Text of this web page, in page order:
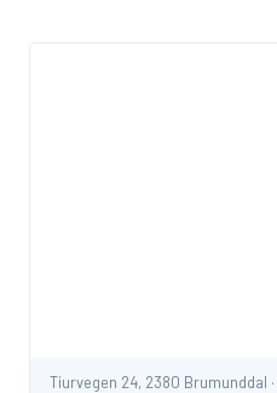
Tiurvegen 24, 2380 Brumunddal ·